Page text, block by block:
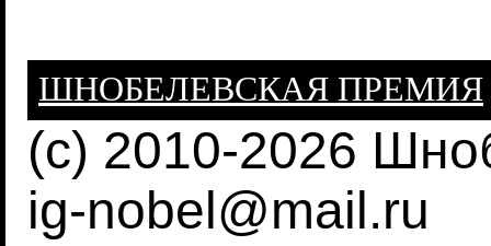
ШНОБЕЛЕВСКАЯ ПРЕМИЯ
(c) 2010-2026
ig-nobel@mail.ru